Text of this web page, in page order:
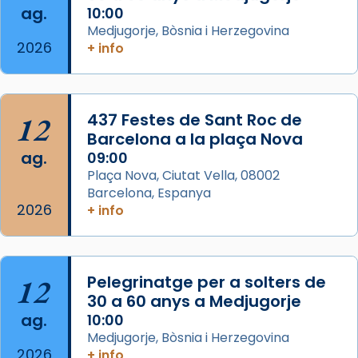
View on Facebook ·
Jaume, fill de Zebedeu, és juntament amb el
seu germà Joan i Pere un dels que
acompanyava més de prop Jesús.
Segons el llibre dels Fets (12,2) fou el primer
apòstol màrtir, decapitat a Jerusalem per
Herodes Agripa (vers l'any 44).
Regnes castellans i més tard de tota
Espanya.
El seu sepulcre a Compostela fou un gran
ag.
2026
10:00
Medjugorje, Bòsnia i Herzegovina
+ info
12
ag.
2026
437 Festes de Sant Roc de
Barcelona a la plaça Nova
09:00
Plaça Nova, Ciutat Vella, 08002
Barcelona, Espanya
+ info
12
ag.
Pelegrinatge per a solters de
30 a 60 anys a Medjugorje
10:00
Medjugorje, Bòsnia i Herzegovina